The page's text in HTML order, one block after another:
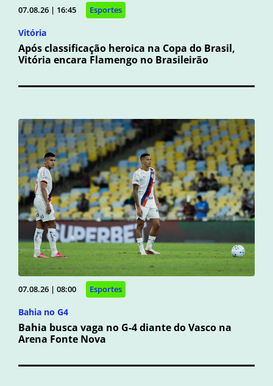
07.08.26 | 16:45 Esportes
Vitória
Após classificação heroica na Copa do Brasil,
Vitória encara Flamengo no Brasileirão
07.08.26 | 08:00 Esportes
Bahia no G4
Bahia busca vaga no G-4 diante do Vasco na
Arena Fonte Nova